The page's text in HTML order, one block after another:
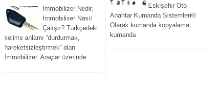
İmmobilizer Nedir,
İmmobiliser Nasıl
Çalışır? Türkçedeki
kelime anlamı “durdurmak,
hareketsizleştirmek” olan
İmmobilizer. Araçlar üzerinde
Eskişehir Oto
Anahtar Kumanda Sistemleri®
Olarak kumanda kopyalama,
kumanda